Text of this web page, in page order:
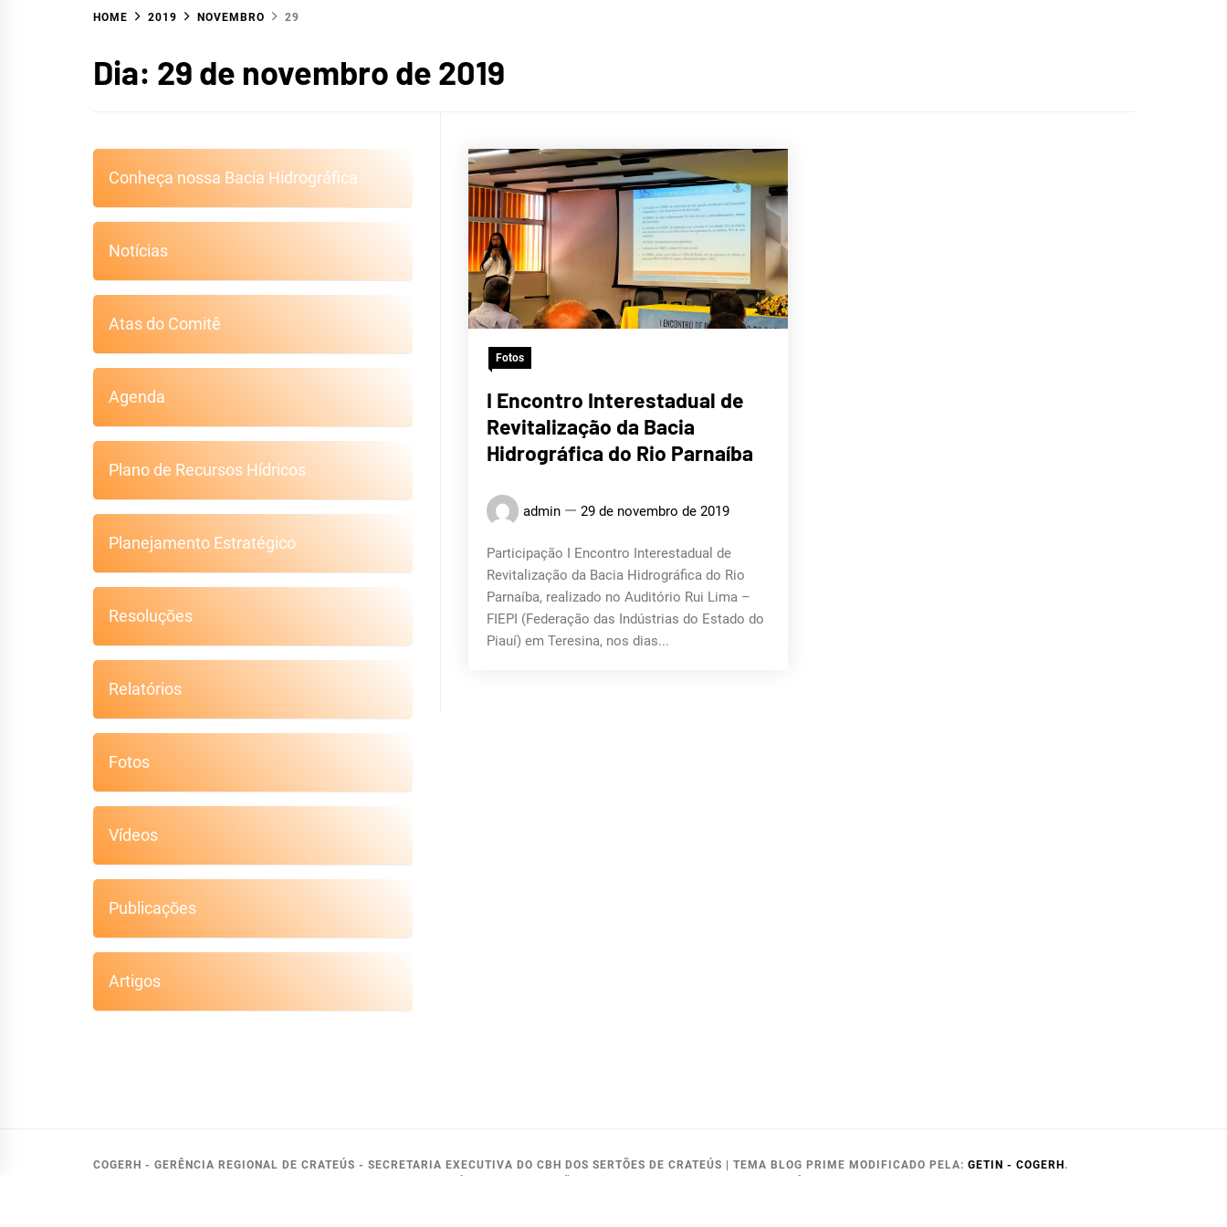
HIDROGRÁFICA DOS
SERTÕES DE
CRATEÚS
HOME 2019 NOVEMBRO 29
Dia: 29 de novembro de 2019
Fotos
I Encontro Interestadual de
Revitalização da Bacia
Hidrográfica do Rio Parnaíba
admin 29 de novembro de 2019
Participação I Encontro Interestadual de
Revitalização da Bacia Hidrográfica do Rio
Parnaíba, realizado no Auditório Rui Lima –
FIEPI (Federação das Indústrias do Estado do
Piauí) em Teresina, nos dias...
Conheça nossa Bacia Hidrográfica
Notícias
Atas do Comitê
Agenda
Plano de Recursos Hídricos
Planejamento Estratégico
Resoluções
Relatórios
Fotos
Vídeos
Publicações
Artigos
COGERH - GERÊNCIA REGIONAL DE CRATEÚS - SECRETARIA EXECUTIVA DO CBH DOS SERTÕES DE CRATEÚS | TEMA BLOG PRIME MODIFICADO PELA: GETIN - COGERH.